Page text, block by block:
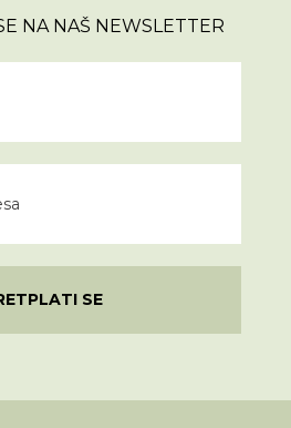
NA NAŠ NEWSLETTER
SE